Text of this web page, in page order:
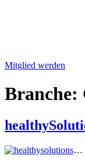
Mitglied werden
Branche:
…